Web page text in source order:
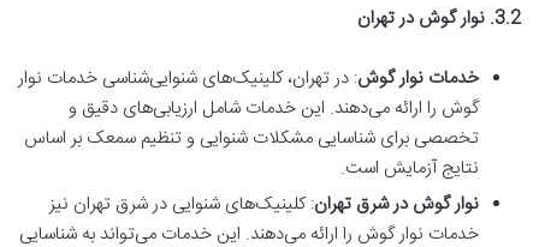
3.2. نوار گوش در تهران
خدمات نوار گوش: در تهران، کلینیک‌های شنوایی‌شناسی خدمات نوار
گوش را ارائه می‌دهند. این خدمات شامل ارزیابی‌های دقیق و
تخصصی برای شناسایی مشکلات شنوایی و تنظیم سمعک بر اساس
نتایج آزمایش است.
نوار گوش در شرق تهران: کلینیک‌های شنوایی در شرق تهران نیز
خدمات نوار گوش را ارائه می‌دهند. این خدمات می‌تواند به شناسایی